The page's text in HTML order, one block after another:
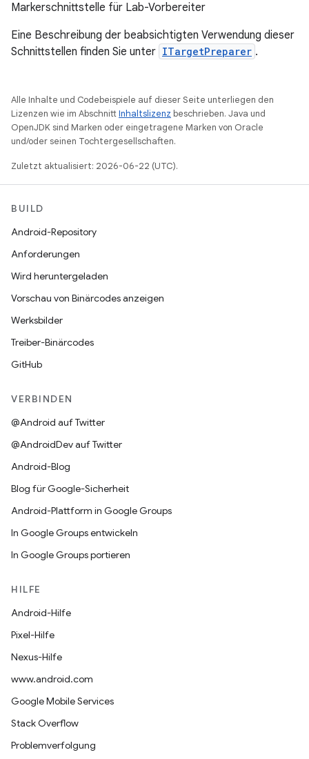
Markerschnittstelle für Lab-Vorbereiter
Eine Beschreibung der beabsichtigten Verwendung dieser
Schnittstellen finden Sie unter ITargetPreparer .
Alle Inhalte und Codebeispiele auf dieser Seite unterliegen den
Lizenzen wie im AbschnittInhaltslizenz beschrieben. Java und
OpenJDK sind Marken oder eingetragene Marken von Oracle
und/oder seinen Tochtergesellschaften.
Zuletzt aktualisiert: 2026-06-22 (UTC).
BUILD
Android-Repository
Anforderungen
Wird heruntergeladen
Vorschau von Binärcodes anzeigen
Werksbilder
Treiber-Binärcodes
GitHub
VERBINDEN
@Android auf Twitter
@AndroidDev auf Twitter
Android-Blog
Blog für Google-Sicherheit
Android-Plattform in Google Groups
In Google Groups entwickeln
In Google Groups portieren
HILFE
Android-Hilfe
Pixel-Hilfe
Nexus-Hilfe
www.android.com
Google Mobile Services
Stack Overflow
Problemverfolgung